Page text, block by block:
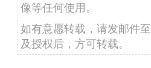
像等任何使用。
如有意愿转载，请发邮件至
及授权后，方可转载。